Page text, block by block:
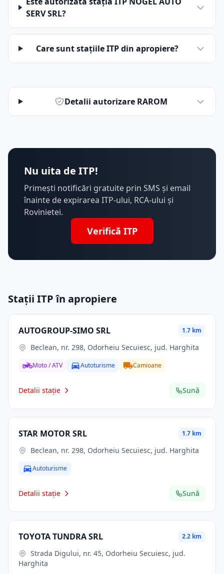
SERV SRL?
Care sunt stațiile ITP din apropiere?
Detalii autorizare RAROM
Nu uita de ITP!
Primești notificări gratuite prin SMS și email
înainte de expirarea ITP-ului, RCA-ului și
Rovinietei.
Verifică ITP
Stații ITP în apropiere
AUTOGROUP-SIMO SRL 1.7 km
Beclean, nr. 298, Odorheiu Secuiesc, jud. Harghita
Moto / ATV Autoturisme Camioane
Detalii stație Sună
STAR MOTOR SRL 1.7 km
Beclean, nr. 298, Odorheiu Secuiesc, jud. Harghita
Autoturisme
Detalii stație Sună
TOYOTA TUNDRA SRL 2.2 km
Harghita